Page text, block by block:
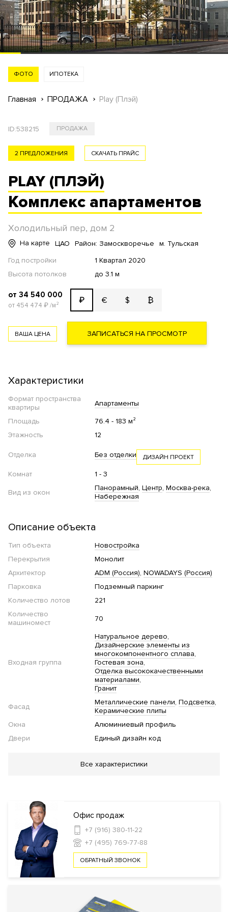
ФОТО ИПОТЕКА
Главная ПРОДАЖА Play (Плэй)
ID:538215 ПРОДАЖА
СКАЧАТЬ ПРАЙС
2 ПРЕДЛОЖЕНИЯ
PLAY (ПЛЭЙ)
Комплекс апартаментов
Холодильный пер, дом 2
На карте ЦАО Район: Замоскворечье
м. Тульская
Год постройки
1 Квартал 2020
Высота потолков
до 3.1 м
от 34 540 000
от 454 474 ₽/м² ₽ € $ ₿
ВАША ЦЕНА ЗАПИСАТЬСЯ НА ПРОСМОТР
Характеристики
Формат пространства
квартиры
Апартаменты
Площадь
76.4 - 183 м²
Этажность
12
Отделка Без отделки ДИЗАЙН ПРОЕКТ
Комнат 1 - 3
Вид из окон Панорамный Центр Москва-река
Набережная
Описание объекта
Тип объекта
Новостройка
Перекрытия
Монолит
Архитектор
ADM (Россия) NOWADAYS (Россия)
Парковка
Подземный паркинг
Количество лотов
221
Количество
машиномест
70
Входная группа
Натуральное дерево
Дизайнерские элементы из
многокомпонентного сплава
Гостевая зона
Отделка высококачественными
материалами
Гранит
Фасад Металлические панели Подсветка
Керамические плиты
Окна
Алюминиевый профиль
Двери
Единый дизайн код
Инфраструктура в доме
Кладовые комнаты Консьерж сервис
Безопасность
Видеонаблюдение
Удаленный контроль охранных
Все характеристики
Офис продаж
+7 (916) 380-11-22
+7 (495) 769-77-88
ОБРАТНЫЙ ЗВОНОК